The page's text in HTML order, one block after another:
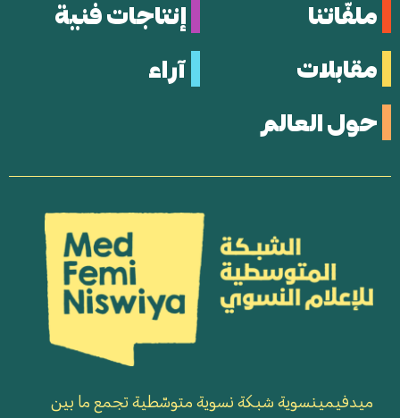
ملفّاتنا
إنتاجات فنية
مقابلات
آراء
حول العالم
ميدفيمينسوية شبكة نسوية متوسّطية تجمع ما بين